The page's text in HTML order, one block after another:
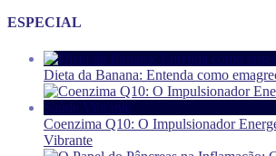
ESPECIAL
Dieta da Banana: Entenda como
Coenzima Q10: O Impulsionador
Vibrante